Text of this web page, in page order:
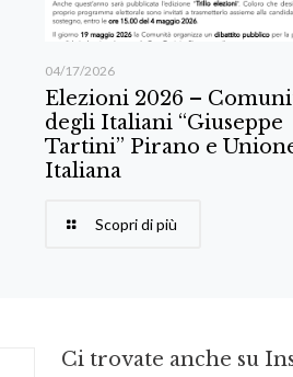
04/17/2026
Elezioni 2026 –
degli Italiani “Giuseppe
Tartini” Pirano e
Italiana
Scopri di più
Ci trovate anche su